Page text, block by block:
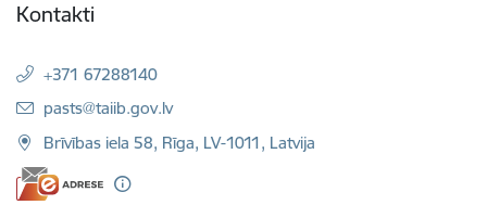
Kontakti
+371 67288140
E-pasts:
pasts@taiib.gov.lv
Brīvības iela 58, Rīga, LV-1011, Latvija